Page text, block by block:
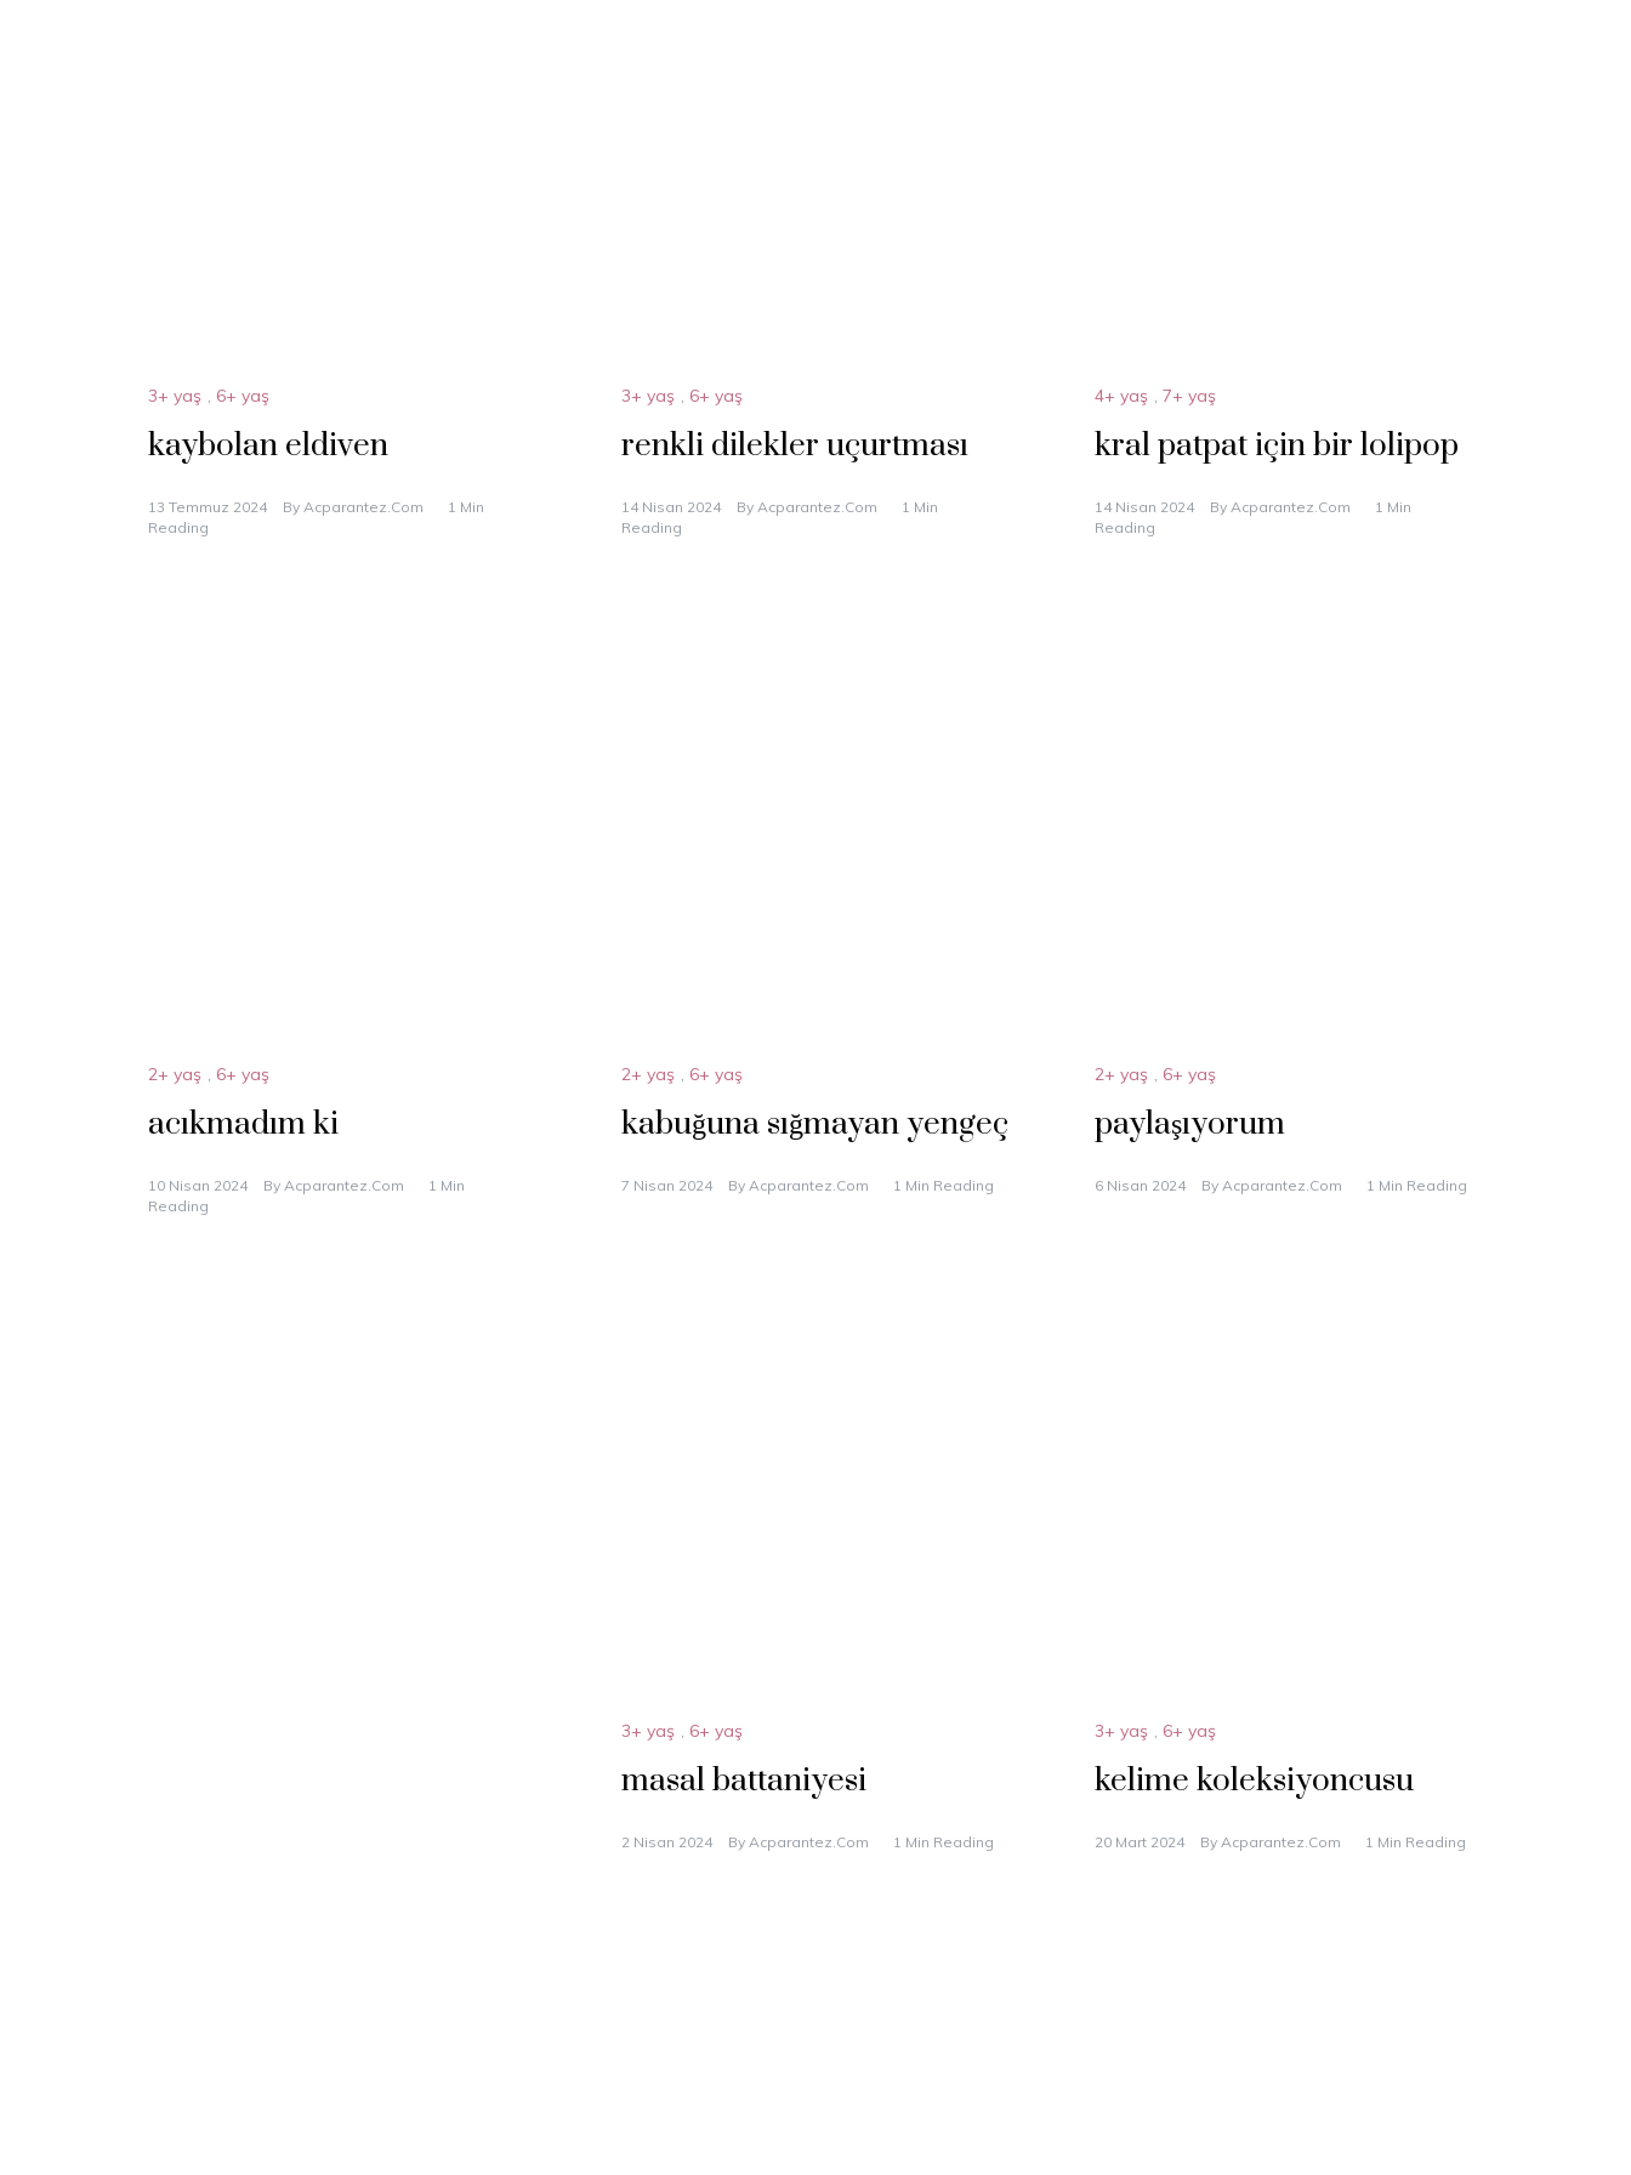
3+ yaş , 6+ yaş
kaybolan eldiven
13 Temmuz 2024 By Acparantez.com
1 Min
Reading
3+ yaş , 6+ yaş
renkli dilekler uçurtması
14 Nisan 2024 By Acparantez.com
1 Min
Reading
4+ yaş , 7+ yaş
kral patpat için bir lolipop
14 Nisan 2024 By Acparantez.com
1 Min
Reading
2+ yaş , 6+ yaş
acıkmadım ki
10 Nisan 2024 By Acparantez.com
1 Min
Reading
2+ yaş , 6+ yaş
kabuğuna sığmayan yengeç
7 Nisan 2024 By Acparantez.com 1 Min Reading
2+ yaş , 6+ yaş
paylaşıyorum
6 Nisan 2024 By Acparantez.com 1 Min Reading
3+ yaş , 6+ yaş
masal battaniyesi
2 Nisan 2024 By Acparantez.com 1 Min Reading
3+ yaş , 6+ yaş
kelime koleksiyoncusu
20 Mart 2024 By Acparantez.com 1 Min Reading